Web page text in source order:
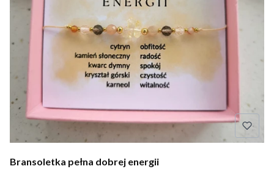
Bransoletka pełna dobrej energii